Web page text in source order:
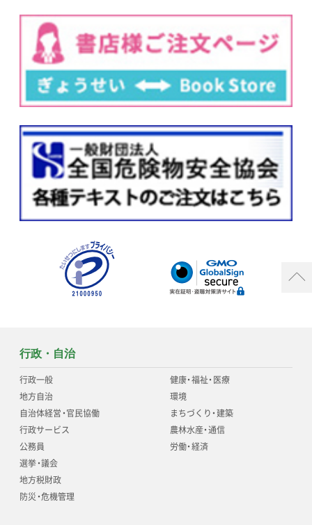
行政・自治
行政一般
地方自治
自治体経営・官民協働
行政サービス
公務員
選挙・議会
地方税財政
防災・危機管理
健康・福祉・医療
環境
まちづくり・建築
農林水産・通信
労働・経済